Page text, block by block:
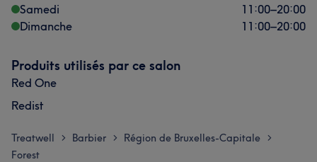
Samedi
11:00–20:00
Dimanche
11:00–20:00
Produits utilisés par ce salon
Red One
Redist
Treatwell > Barbier > Région de Bruxelles-Capitale >
Forest